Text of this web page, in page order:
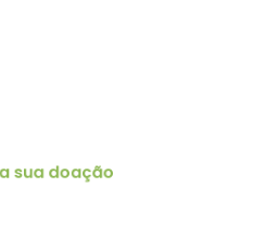
sua doação